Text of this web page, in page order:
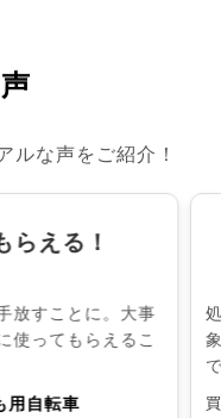
ルな声をご紹介！
らえる！
放すことに。大事
使ってもらえるこ
用自転車